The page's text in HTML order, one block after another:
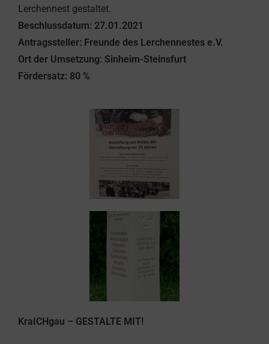
Lerchennest gestaltet.
Beschlussdatum: 27.01.2021
Antragssteller: Freunde des Lerchennestes e.V.
Ort der Umsetzung: Sinheim-Steinsfurt
Fördersatz: 80 %
KraICHgau – GESTALTE MIT!